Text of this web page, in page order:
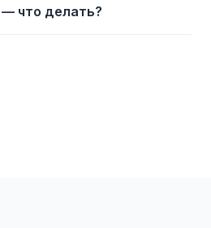
что делать?